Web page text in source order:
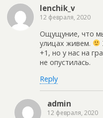
lenchik_v
12 февраля, 2020
Ощущуние, что
улицах живем.
+1, но у нас на
не опустилась.
Reply
admin
12 февраля, 2020